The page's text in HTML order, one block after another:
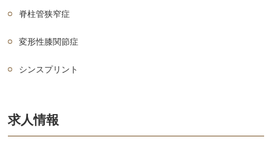
脊柱管狭窄症
変形性膝関節症
シンスプリント
求人情報